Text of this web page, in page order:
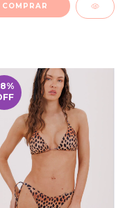
COMPRAR
%